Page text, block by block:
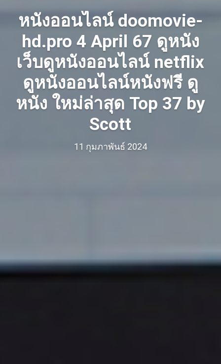
หนังออนไลน์ doomovie-
hd.pro 4 April 67 ดูหนัง
เว็บดูหนังออนไลน์ netflix
ดูหนังออนไลน์หนังฟรี ดู
หนัง ใหม่ล่าสุด Top 37 by
Scott
11 กุมภาพันธ์ 2024